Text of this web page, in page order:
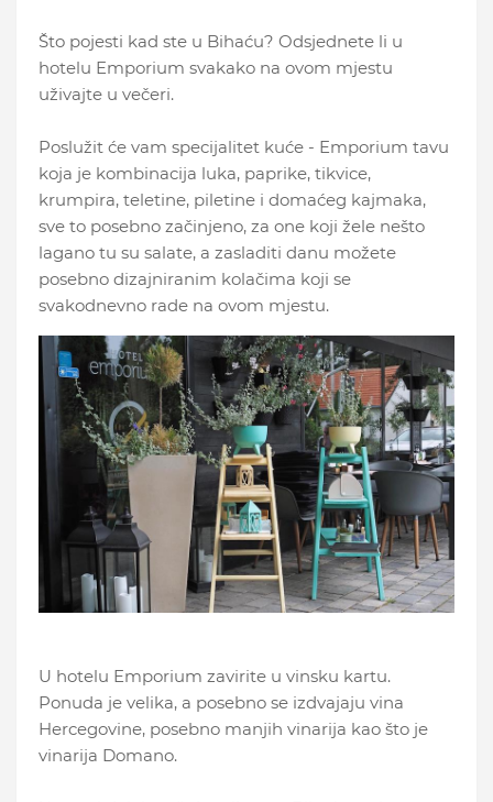
Što pojesti kad ste u Bihaću? Odsjednete li u
hotelu Emporium svakako na ovom mjestu
uživajte u večeri.
Poslužit će vam specijalitet kuće - Emporium tavu
koja je kombinacija luka, paprike, tikvice,
krumpira, teletine, piletine i domaćeg kajmaka,
sve to posebno začinjeno, za one koji žele nešto
lagano tu su salate, a zasladiti danu možete
posebno dizajniranim kolačima koji se
svakodnevno rade na ovom mjestu.
U hotelu Emporium zavirite u vinsku kartu.
Ponuda je velika, a posebno se izdvajaju vina
Hercegovine, posebno manjih vinarija kao što je
vinarija Domano.